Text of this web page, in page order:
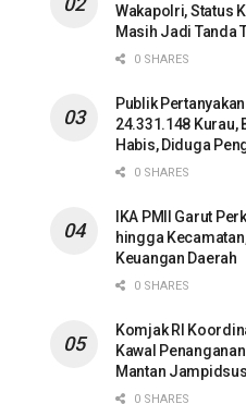
Wakapolri, Status
Masih Jadi Tanda
0 SHARES
Publik
24.331.148 Kurau,
Habis, Diduga
0 SHARES
IKA PMII Garut
hingga
Keuangan Daerah
0 SHARES
Komjak RI
Kawal
Mantan Jampidsus
0 SHARES